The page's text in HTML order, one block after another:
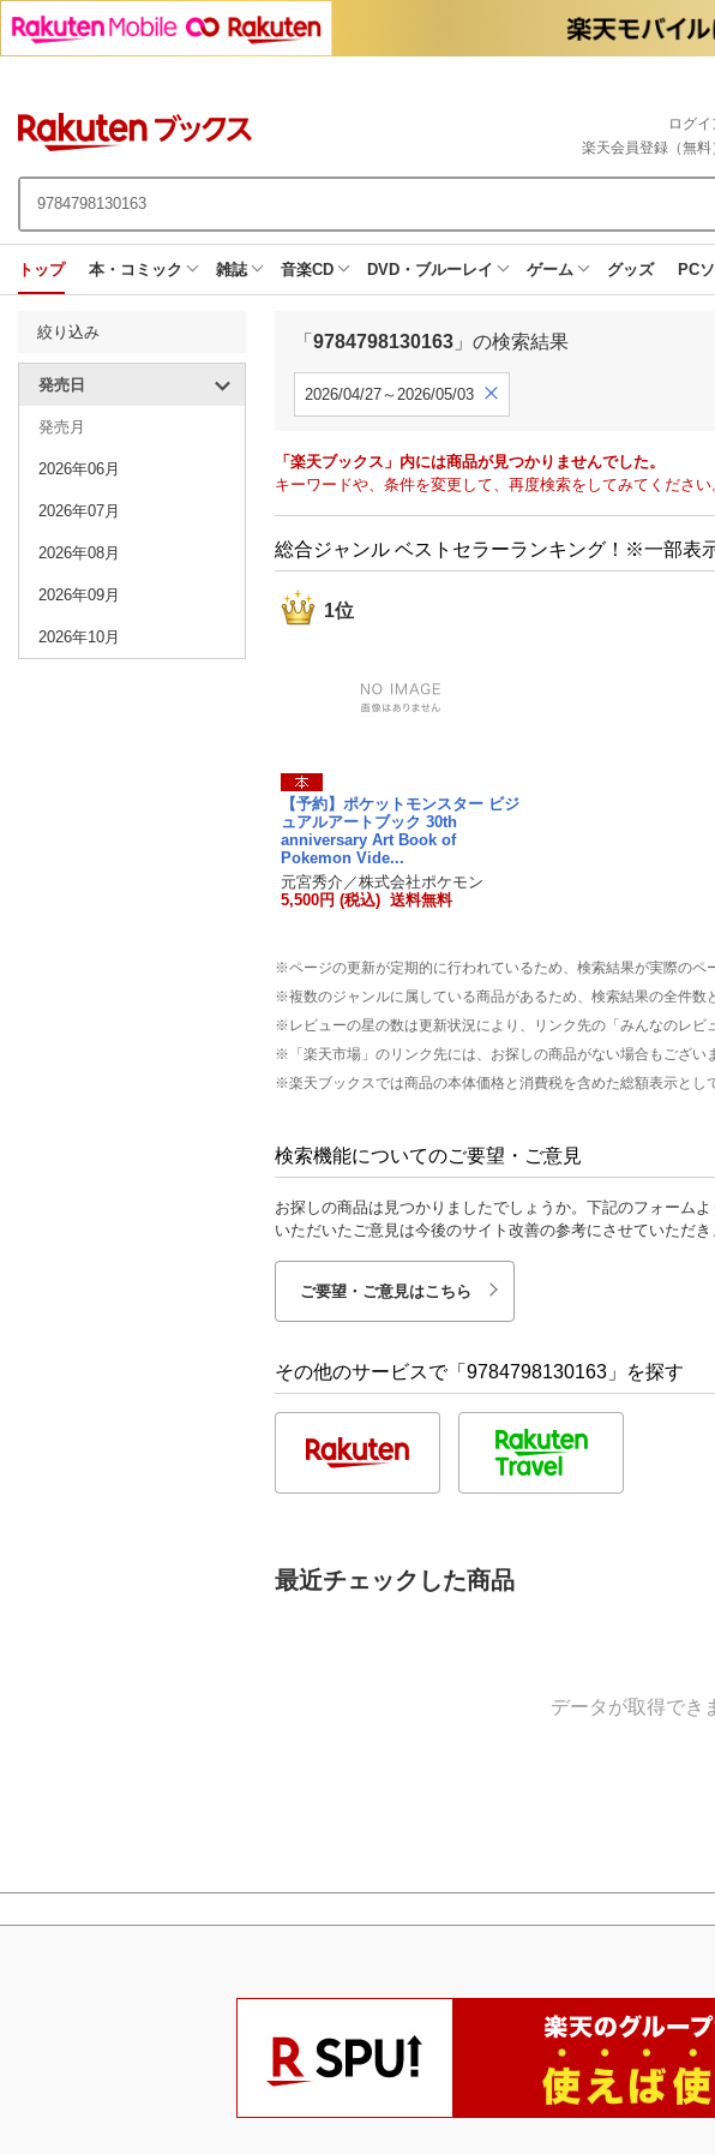
ログイ
楽天会員登録（無料
トップ 本・コミック 雑誌 音楽CD DVD・ブルーレイ ゲーム グッズ PC
絞り込み
発売日
発売月
2026年06月
2026年07月
2026年08月
2026年09月
2026年10月
「 9784798130163 」の検索結果
2026/04/27～2026/05/03
「楽天ブックス」内には商品が見つかりませんでした。
キーワードや、条件を変更して、再度検索をしてみてください
総合ジャンル ベストセラーランキング！※一部表
1位
【予約】ポケットモンスター ビジ
ュアルアートブック 30th
anniversary Art Book of
Pokemon Vide...
元宮秀介／株式会社ポケモン
5,500円 (税込) 送料無料
※ページの更新が定期的に行われているため、検索結果が実際のペ
※複数のジャンルに属している商品があるため、検索結果の全件数
※レビューの星の数は更新状況により、リンク先の「みんなのレビ
※「楽天市場」のリンク先には、お探しの商品がない場合もござい
※楽天ブックスでは商品の本体価格と消費税を含めた総額表示とし
検索機能についてのご要望・ご意見
お探しの商品は見つかりましたでしょうか。下記のフォーム
いただいたご意見は今後のサイト改善の参考にさせていただき
ご要望・ご意見はこちら
その他のサービスで「9784798130163」を探す
最近チェックした商品
データが取得でき